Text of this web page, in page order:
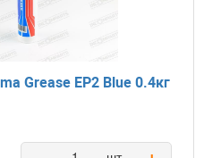
Grease EP2 Blue 0.4кг